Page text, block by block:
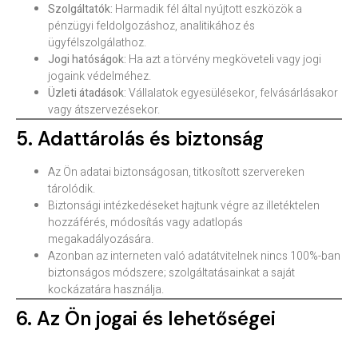
Szolgáltatók: Harmadik fél által nyújtott eszközök a
pénzügyi feldolgozáshoz, analitikához és
ügyfélszolgálathoz.
Jogi hatóságok: Ha azt a törvény megköveteli vagy jogi
jogaink védelméhez.
Üzleti átadások:Vállalatok egyesülésekor, felvásárlásakor
vagy átszervezésekor.
5. Adattárolás és biztonság
Az Ön adatai biztonságosan, titkosított szervereken
tárolódik.
Biztonsági intézkedéseket hajtunk végre az illetéktelen
hozzáférés, módosítás vagy adatlopás
megakadályozására.
Azonban az interneten való adatátvitelnek nincs 100%-ban
biztonságos módszere; szolgáltatásainkat a saját
kockázatára használja.
6. Az Ön jogai és lehetőségei